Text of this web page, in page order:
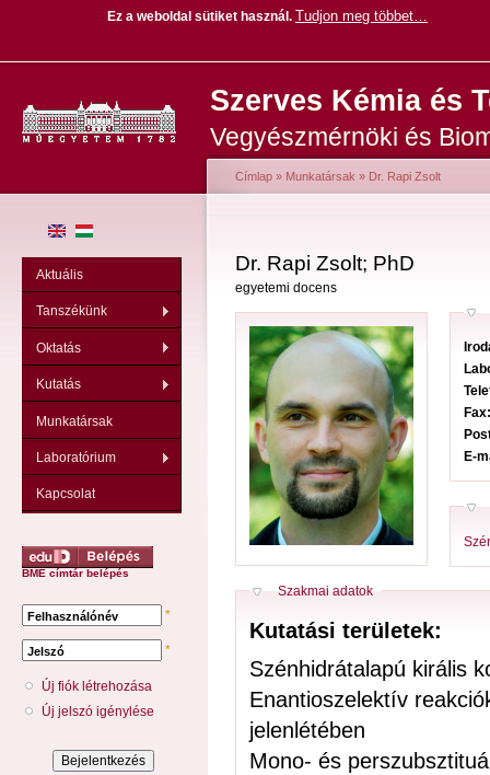
Ez a weboldal sütiket használ . Tudjon meg többet…
Szerves Kémia és
Vegyészmérnöki és
Aktuális
Tanszékünk
Oktatás
Kutatás
Munkatársak
Laboratórium
Kapcsolat
BME címtár belépés
Felhasználónév *
Jelszó *
Új fiók létrehozása
Új jelszó igénylése
Címlap » Munkatársak » Dr. Rapi Zsolt
Dr. Rapi Zsolt; PhD
egyetemi docens
E-
Elrejt
Szakmai adatok
Kutatási területek:
Szénhidrátalapú királis
Enantioszelektív
jelenlétében
Mono- és